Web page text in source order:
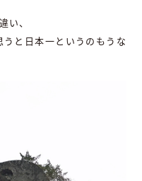
い、
と日本一というのもうな